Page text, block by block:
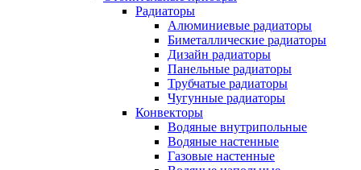
Радиаторы
Алюминиевые радиаторы
Биметаллические радиаторы
Дизайн радиаторы
Панельные радиаторы
Трубчатые радиаторы
Чугунные радиаторы
Конвекторы
Водяные внутрипольные
Водяные настенные
Газовые настенные